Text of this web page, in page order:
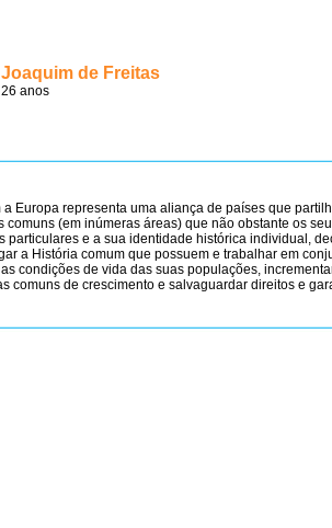
Joaquim de Freitas
26 anos
a Europa representa uma aliança de países que
comuns (em inúmeras áreas) que não obstante os
particulares e a sua identidade histórica individual,
a História comum que possuem e trabalhar em
condições de vida das suas populações,
comuns de crescimento e salvaguardar direitos e